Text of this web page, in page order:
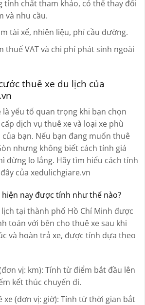
tính chất tham khảo, có thể thay đổi
và nhu cầu.
tài xế, nhiên liệu, phí cầu đường.
thuế VAT và chi phí phát sinh ngoài
thuê xe du lịch của
là yếu tố quan trọng khi bạn chọn
dịch vụ thuê xe và loại xe phù
bạn. Nếu bạn đang muốn thuê
nhưng không biết cách tính giá
đừng lo lắng. Hãy tìm hiểu cách tính
của xedulichgiare.vn
hiện nay được tính như thế nào?
tại thành phố Hồ Chí Minh được
toán với bên cho thuê xe sau khi
và hoàn trả xe, được tính dựa theo
vị: km): Tính từ điểm bắt đầu lên
kết thúc chuyến đi.
xe (đơn vị: giờ): Tính từ thời gian bắt